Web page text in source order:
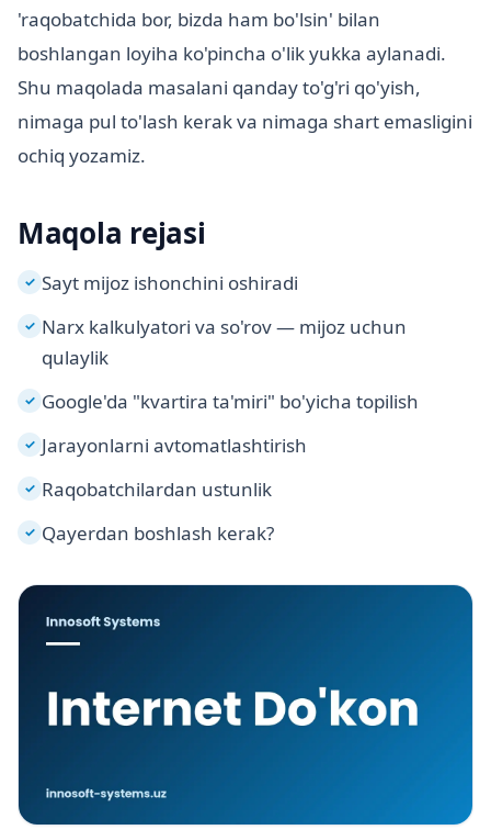
'raqobatchida bor, bizda ham bo'lsin' bilan
boshlangan loyiha ko'pincha o'lik yukka aylanadi.
Shu maqolada masalani qanday to'g'ri qo'yish,
nimaga pul to'lash kerak va nimaga shart emasligini
ochiq yozamiz.
Maqola rejasi
✓ Sayt mijoz ishonchini oshiradi
✓ Narx kalkulyatori va so'rov — mijoz uchun
qulaylik
✓ Google'da "kvartira ta'miri" bo'yicha topilish
✓ Jarayonlarni avtomatlashtirish
✓ Raqobatchilardan ustunlik
✓ Qayerdan boshlash kerak?